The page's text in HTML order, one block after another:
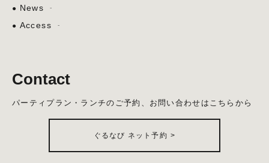
News
Access
Contact
パーティプラン・ランチのご予約、お問い合わせはこちらから
ぐるなび ネット予約 >